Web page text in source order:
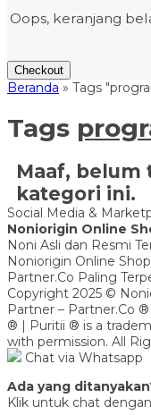
Oops, keranjang
Checkout
Beranda » Tags
Tags
Maaf, belum
kategori ini.
Social Media &
Noniorigin Online
Noni Asli dan Resmi
Noniorigin Online
Partner.Co Paling
Copyright 2025 ©
Partner – Partner.Co
® | Puritii ® is a
with permission. All
Chat via Whatsapp
Ada yang
Klik untuk chat